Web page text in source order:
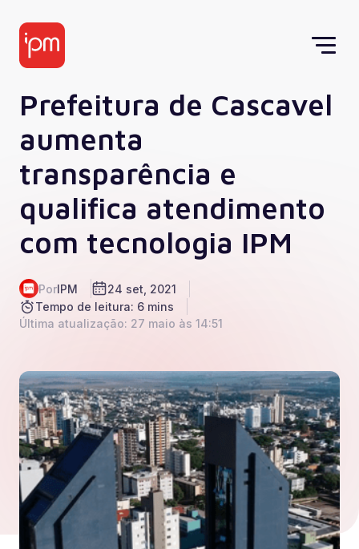
Prefeitura de Cascavel
aumenta
transparência e
qualifica atendimento
com tecnologia IPM
PorIPM
24 set, 2021
Tempo de leitura: 6 mins
Última atualização: 27 maio às 14:51